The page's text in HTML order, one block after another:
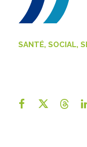
Pré-inscription
Plateforme
Qui sommes-nous
SANTÉ, SOCIAL,